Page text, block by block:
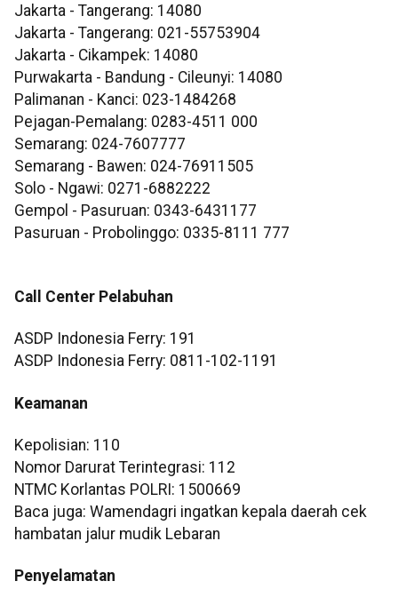
Jakarta - Tangerang: 14080
Jakarta - Tangerang: 021-55753904
Jakarta - Cikampek: 14080
Purwakarta - Bandung - Cileunyi: 14080
Palimanan - Kanci: 023-1484268
Pejagan-Pemalang: 0283-4511 000
Semarang: 024-7607777
Semarang - Bawen: 024-76911505
Solo - Ngawi: 0271-6882222
Gempol - Pasuruan: 0343-6431177
Pasuruan - Probolinggo: 0335-8111 777
Call Center Pelabuhan
ASDP Indonesia Ferry: 191
ASDP Indonesia Ferry: 0811-102-1191
Keamanan
Kepolisian: 110
Nomor Darurat Terintegrasi: 112
NTMC Korlantas POLRI: 1500669
Baca juga: Wamendagri ingatkan kepala daerah cek
hambatan jalur mudik Lebaran
Penyelamatan